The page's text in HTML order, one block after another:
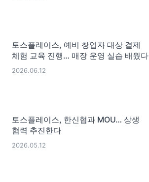
토스플레이스, 예비 창업자 대상 결제
체험 교육 진행… 매장 운영 실습 배웠다
2026.06.12
토스플레이스, 한신협과 MOU… 상생
협력 추진한다
2026.05.12